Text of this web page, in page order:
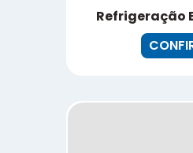
Refrigeração